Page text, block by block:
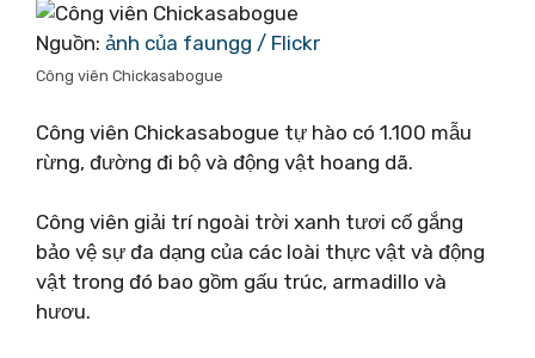
Nguồn: ảnh của faungg / Flickr
Công viên Chickasabogue
Công viên Chickasabogue tự hào có 1.100 mẫu
rừng, đường đi bộ và động vật hoang dã.
Công viên giải trí ngoài trời xanh tươi cố gắng
bảo vệ sự đa dạng của các loài thực vật và động
vật trong đó bao gồm gấu trúc, armadillo và
hươu.